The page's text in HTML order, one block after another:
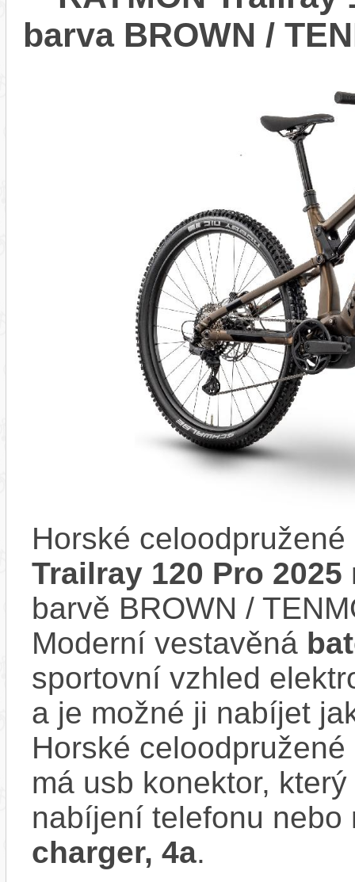
barva BROWN /
Horské
Trailray 120 Pro 2025
barvě BROWN /
Moderní vestavěná
sportovní vzhled
a je možné ji nabíjet
Horské
má usb konektor,
nabíjení telefonu
charger, 4a.